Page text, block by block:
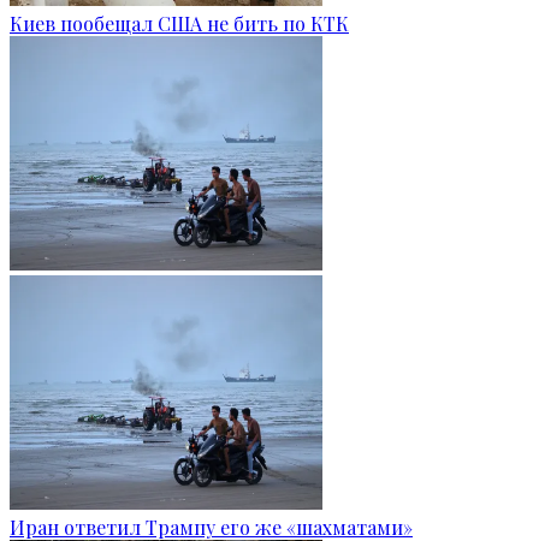
Киев пообещал США не бить по КТК
Иран ответил Трампу его же «шахматами»